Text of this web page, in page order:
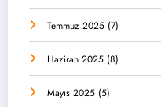
Temmuz 2025 (7)
Haziran 2025 (8)
Mayıs 2025 (5)